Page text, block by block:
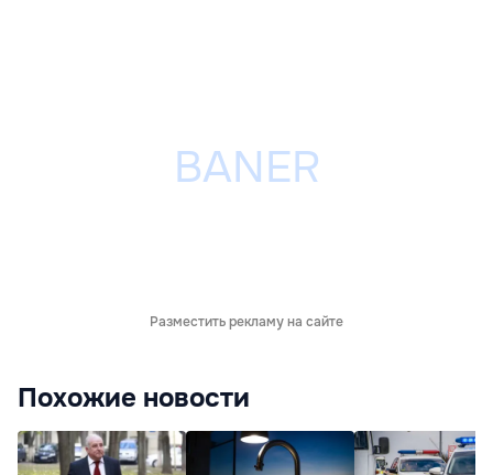
Разместить рекламу на сайте
Похожие новости